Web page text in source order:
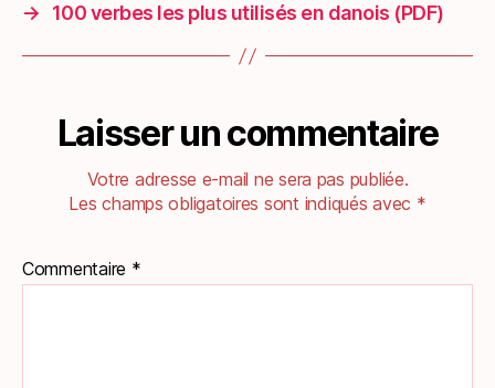
→
100 verbes les plus utilisés en danois (PDF)
Laisser un commentaire
Votre adresse e-mail ne sera pas publiée.
Les champs obligatoires sont indiqués avec *
Commentaire *